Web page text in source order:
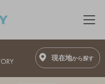
メ
現在地から探す